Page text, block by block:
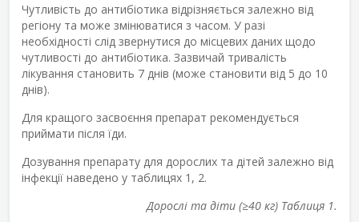
Чутливість до антибіотика відрізняється залежно від
регіону та може змінюватися з часом. У разі
необхідності слід звернутися до місцевих даних щодо
чутливості до антибіотика. Зазвичай тривалість
лікування становить 7 днів (може становити від 5 до 10
днів).
Для кращого засвоєння препарат рекомендується
приймати після їди.
Дозування препарату для дорослих та дітей залежно від
інфекції наведено у таблицях 1, 2.
Дорослі та діти (≥40 кг) Таблиця 1.